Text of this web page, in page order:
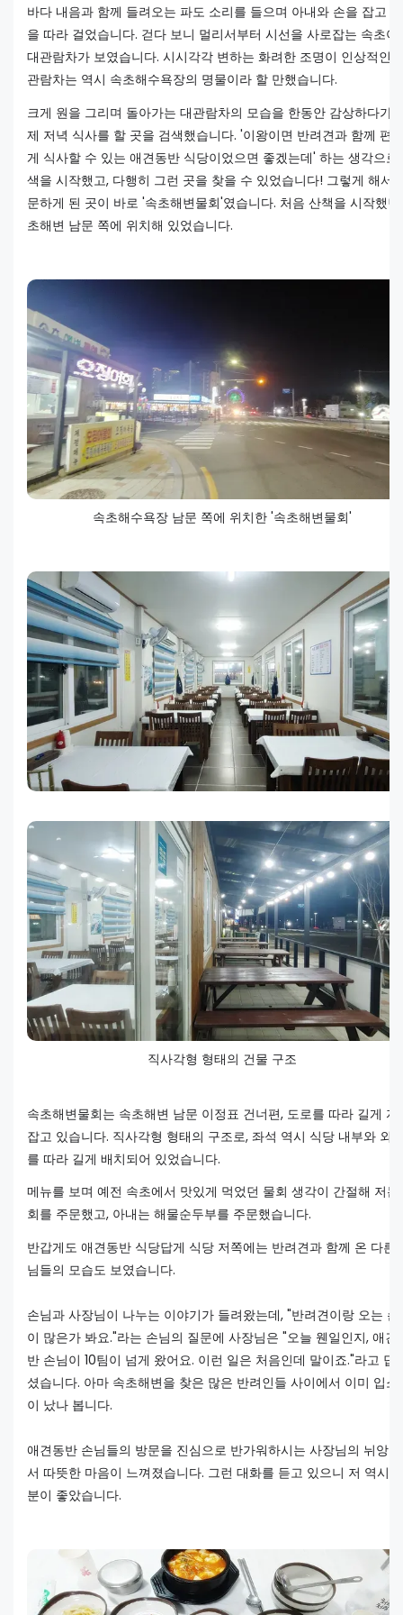
바다 내음과 함께 들려오는 파도 소리를 들으며 아내와 손을 잡고
을 따라 걸었습니다. 걷다 보니 멀리서부터 시선을 사로잡는 속초아
대관람차가 보였습니다. 시시각각 변하는 화려한 조명이 인상적인
관람차는 역시 속초해수욕장의 명물이라 할 만했습니다.
크게 원을 그리며 돌아가는 대관람차의 모습을 한동안 감상하다가,
제 저녁 식사를 할 곳을 검색했습니다. '이왕이면 반려견과 함께 편
게 식사할 수 있는 애견동반 식당이었으면 좋겠는데' 하는 생각으로
색을 시작했고, 다행히 그런 곳을 찾을 수 있었습니다! 그렇게 해서
문하게 된 곳이 바로 '속초해변물회'였습니다. 처음 산책을 시작했
초해변 남문 쪽에 위치해 있었습니다.
속초해수욕장 남문 쪽에 위치한 '속초해변물회'
직사각형 형태의 건물 구조
속초해변물회는 속초해변 남문 이정표 건너편, 도로를 따라 길게 자
잡고 있습니다. 직사각형 형태의 구조로, 좌석 역시 식당 내부와 외
를 따라 길게 배치되어 있었습니다.
메뉴를 보며 예전 속초에서 맛있게 먹었던 물회 생각이 간절해 저는
회를 주문했고, 아내는 해물순두부를 주문했습니다.
반갑게도 애견동반 식당답게 식당 저쪽에는 반려견과 함께 온 다른
님들의 모습도 보였습니다.
손님과 사장님이 나누는 이야기가 들려왔는데, "반려견이랑 오는 손
이 많은가 봐요."라는 손님의 질문에 사장님은 "오늘 웬일인지, 애견
반 손님이 10팀이 넘게 왔어요. 이런 일은 처음인데 말이죠."라고 답
셨습니다. 아마 속초해변을 찾은 많은 반려인들 사이에서 이미 입소
이 났나 봅니다.
애견동반 손님들의 방문을 진심으로 반가워하시는 사장님의 뉘앙
서 따뜻한 마음이 느껴졌습니다. 그런 대화를 듣고 있으니 저 역시
분이 좋았습니다.